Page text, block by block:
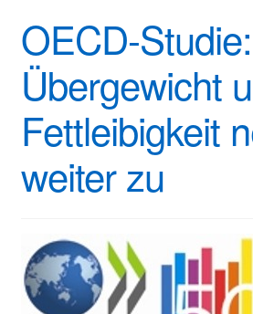
Glossar
Kontakt
Über uns
OECD-Studie:
Übergewicht
Fettleibigkeit
weiter zu